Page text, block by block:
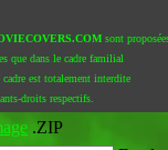
sont
que dans le cadre familial
est totalement interdite
droits respectifs.
.ZIP